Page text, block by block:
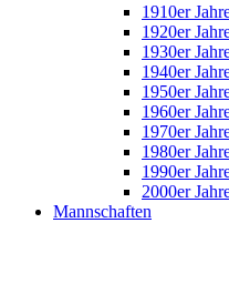
1910er
1920er
1930er
1940er
1950er
1960er
1970er
1980er
1990er
2000er
Mannschaften